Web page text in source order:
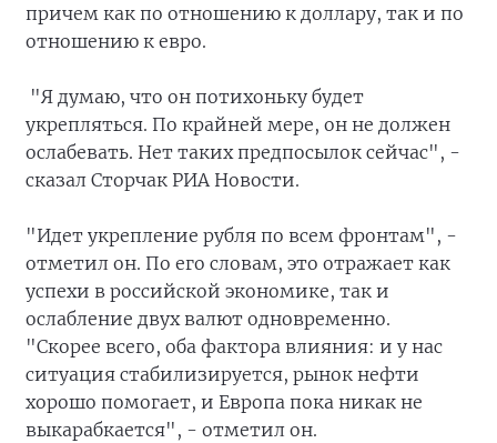
причем как по отношению к доллару, так и по
отношению к евро.
"Я думаю, что он потихоньку будет
укрепляться. По крайней мере, он не должен
ослабевать. Нет таких предпосылок сейчас", -
сказал Сторчак РИА Новости.
"Идет укрепление рубля по всем фронтам", -
отметил он. По его словам, это отражает как
успехи в российской экономике, так и
ослабление двух валют одновременно.
"Скорее всего, оба фактора влияния: и у нас
ситуация стабилизируется, рынок нефти
хорошо помогает, и Европа пока никак не
выкарабкается", - отметил он.